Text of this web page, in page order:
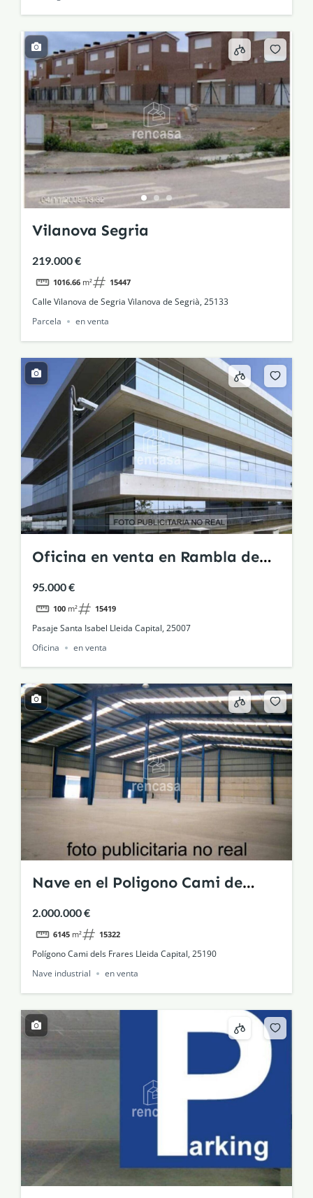
Vilanova Segria
219.000 €
1016.66 m² 15447
Calle Vilanova de Segria Vilanova de Segrià, 25133
Parcela
en venta
Oficina en venta en Rambla de
Ferran-Estació, Lleida Capital
95.000 €
100 m² 15419
Pasaje Santa Isabel Lleida Capital, 25007
Oficina
en venta
Nave en el Poligono Cami de
Frares
2.000.000 €
6145 m² 15322
Polígono Cami dels Frares Lleida Capital, 25190
Nave industrial
en venta